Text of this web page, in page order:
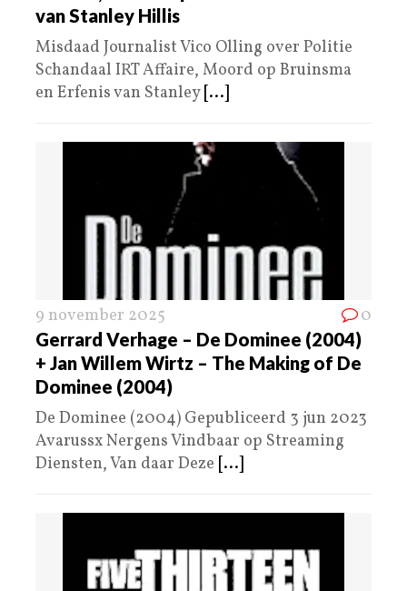
van Stanley Hillis
Misdaad Journalist Vico Olling over Politie
Schandaal IRT Affaire, Moord op Bruinsma
en Erfenis van Stanley [...]
9 november 2025 0
Gerrard Verhage – De Dominee (2004)
+ Jan Willem Wirtz – The Making of De
Dominee (2004)
De Dominee (2004) Gepubliceerd 3 jun 2023
Avarussx Nergens Vindbaar op Streaming
Diensten, Van daar Deze [...]